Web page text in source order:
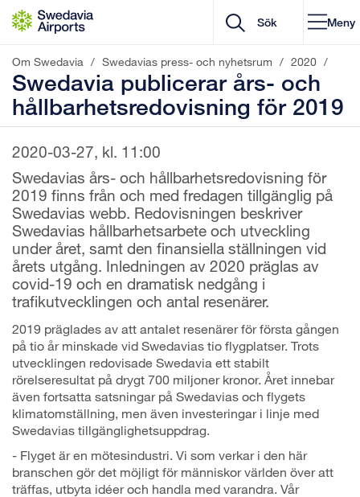
Gå till innehåll
Meny
Om Swedavia / Swedavias press- och nyhetsrum / 2020 /
Swedavia publicerar års- och
hållbarhetsredovisning för 2019
2020-03-27, kl. 11:00
Swedavias års- och hållbarhetsredovisning för
2019 finns från och med fredagen tillgänglig på
Swedavias webb. Redovisningen beskriver
Swedavias hållbarhetsarbete och utveckling
under året, samt den finansiella ställningen vid
årets utgång. Inledningen av 2020 präglas av
covid-19 och en dramatisk nedgång i
trafikutvecklingen och antal resenärer.
2019 präglades av att antalet resenärer för första gången
på tio år minskade vid Swedavias tio flygplatser. Trots
utvecklingen redovisade Swedavia ett stabilt
rörelseresultat på drygt 700 miljoner kronor. Året innebar
även fortsatta satsningar på Swedavias och flygets
klimatomställning, men även investeringar i linje med
Swedavias tillgänglighetsuppdrag.
- Flyget är en mötesindustri. Vi som verkar i den här
branschen gör det möjligt för människor världen över att
träffas, utbyta idéer och handla med varandra. Vår